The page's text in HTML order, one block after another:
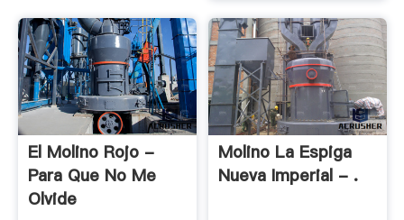
El Molino Rojo -
Para Que No Me
Olvide
Molino La Espiga
Nueva Imperial - .